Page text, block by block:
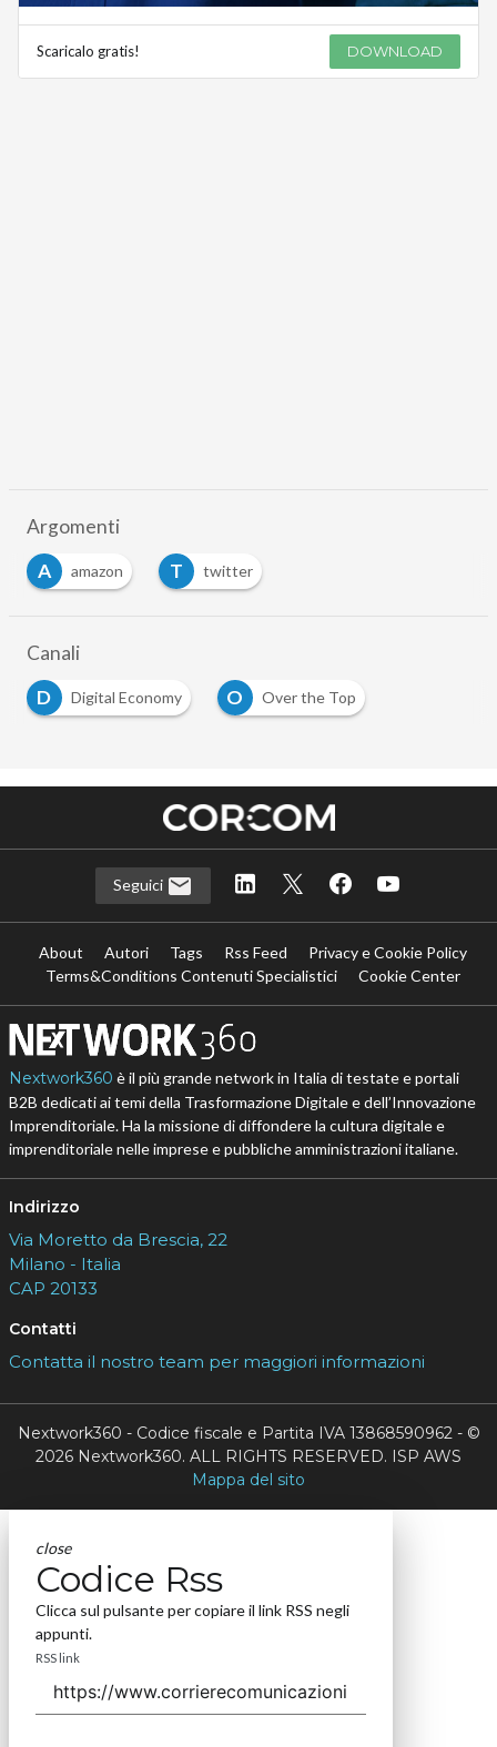
Scaricalo gratis! DOWNLOAD
Argomenti
A
amazon T twitter
Canali
D
Digital Economy O Over the Top
Seguici
About Autori Tags Rss Feed
Privacy e Cookie Policy
Terms&Conditions Contenuti Specialistici
Cookie Center
Nextwork360 è il più grande network in Italia di testate e portali
B2B dedicati ai temi della Trasformazione Digitale e dell’Innovazione
Imprenditoriale. Ha la missione di diffondere la cultura digitale e
imprenditoriale nelle imprese e pubbliche amministrazioni italiane.
Indirizzo
Via Moretto da Brescia, 22
Milano - Italia
CAP 20133
Contatti
Contatta il nostro team per maggiori informazioni
Nextwork360 - Codice fiscale e Partita IVA 13868590962 - ©
2026 Nextwork360. ALL RIGHTS RESERVED. ISP AWS
Mappa del sito
close
Codice Rss
Clicca sul pulsante per copiare il link RSS negli
appunti.
RSS link